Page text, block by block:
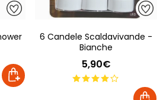
6 Candele Scaldavivande -
Bianche
5,90€